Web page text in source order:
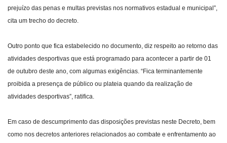
prejuízo das penas e multas previstas nos normativos estadual e municipal”,
cita um trecho do decreto.
Outro ponto que fica estabelecido no documento, diz respeito ao retorno das
atividades desportivas que está programado para acontecer a partir de 01
de outubro deste ano, com algumas exigências. “Fica terminantemente
proibida a presença de público ou plateia quando da realização de
atividades desportivas”, ratifica.
Em caso de descumprimento das disposições previstas neste Decreto, bem
como nos decretos anteriores relacionados ao combate e enfrentamento ao